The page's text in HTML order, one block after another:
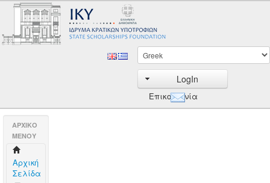
LogIn
Επικοινωνία
AΡΧΙΚΟ
ΜΕΝΟΥ
Aρχική
Σελίδα